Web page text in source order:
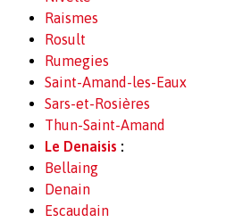
Raismes
Rosult
Rumegies
Saint-Amand-les-Eaux
Sars-et-Rosières
Thun-Saint-Amand
Le Denaisis :
Bellaing
Denain
Escaudain